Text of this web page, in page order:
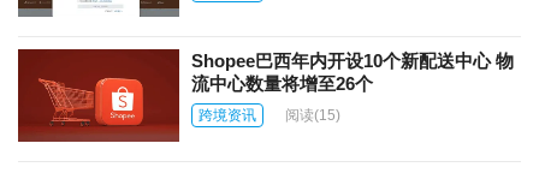
Shopee巴西年内开设10个新配送中心 物
流中心数量将增至26个
跨境资讯 阅读(15)